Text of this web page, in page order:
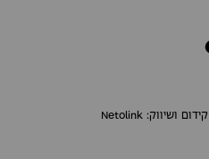
| קידום ושיווק: Netolink